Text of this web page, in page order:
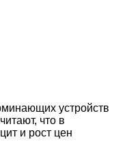
устройств
что в
и рост цен